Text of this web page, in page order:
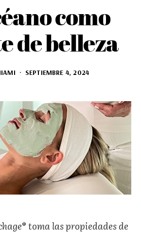
como
de belleza
SEPTIEMBRE 4, 2024
toma las propiedades de